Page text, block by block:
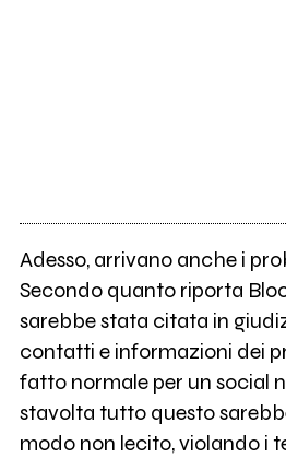
Adesso, arrivano anche i
Secondo quanto riporta
sarebbe stata citata in
contatti e informazioni dei
fatto normale per un social
stavolta tutto questo
modo non lecito, violando i